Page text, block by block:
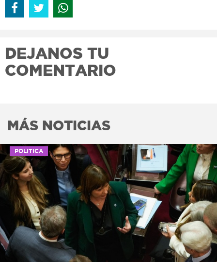
DEJANOS TU
COMENTARIO
MÁS NOTICIAS
POLITICA